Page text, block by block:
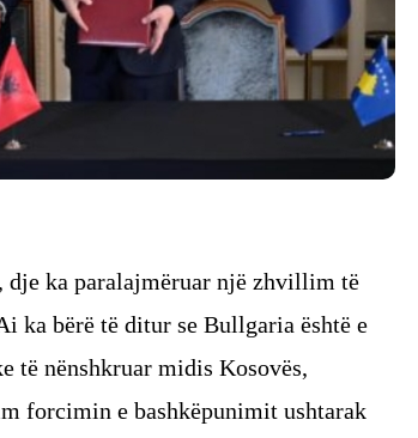
ka paralajmëruar një zhvillim të
ka bërë të ditur se Bullgaria është e
të nënshkruar midis Kosovës,
forcimin e bashkëpunimit ushtarak